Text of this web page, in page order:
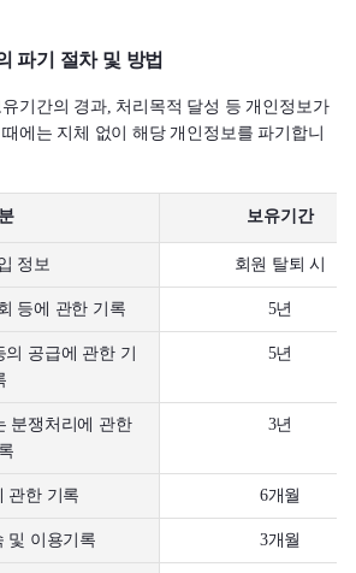
파기 절차 및 방법
기간의 경과, 처리목적 달성 등 개인정보가
에는 지체 없이 해당 개인정보를 파기합니
보유기간
정보 회원 탈퇴 시
등에 관한 기록 5년
의 공급에 관한 기
5년
분쟁처리에 관한
3년
관한 기록 6개월
및 이용기록 3개월